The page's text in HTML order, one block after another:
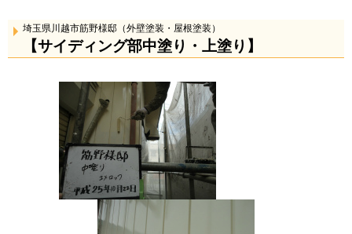
埼玉県川越市筋野様邸（外壁塗装・屋根塗装）
【サイディング部中塗り・上塗り】